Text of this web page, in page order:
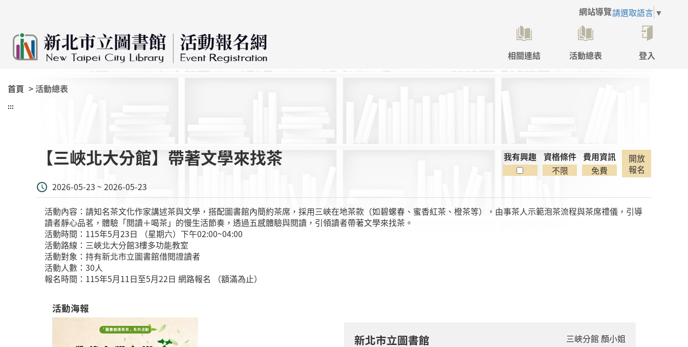
網站導覽請選取語言 ▼
相關連結
活動總表
跳
視
登入
首頁 > 活動總表
:::
【三峽北大分館】帶著文學來找茶
2026-05-23 ~ 2026-05-23
我有興趣 資格條件
不限
費用資訊
免費
開放
報名
活動內容：請知名茶文化作家講述茶與文學，搭配圖書館內簡約茶席，採用三峽在地茶款（如碧螺春、蜜香紅茶、橙茶等），由事茶人示範泡茶流程與茶席禮儀，引導
讀者靜心品茗，體驗「閱讀＋喝茶」的慢生活節奏，透過五感體驗與閱讀，引領讀者帶著文學來找茶。
活動時間：115年5月23日 （星期六）下午02:00~04:00
活動路線：三峽北大分館3樓多功能教室
活動對象：持有新北市立圖書館借閱證讀者
活動人數：30人
報名時間：115年5月11日至5月22日 網路報名 （額滿為止）
活動海報
新北市立圖書館 三峽分館 顏小姐